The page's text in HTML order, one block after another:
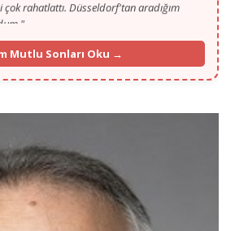
arkadaşımı buldum."
eşim de buradan. Vesile olduğunuz için
Bey kardeşim."
Mutlu Sonları Oku →